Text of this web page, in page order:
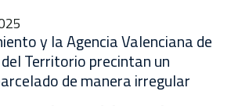
y la Agencia Valenciana de
Territorio precintan un
de manera irregular